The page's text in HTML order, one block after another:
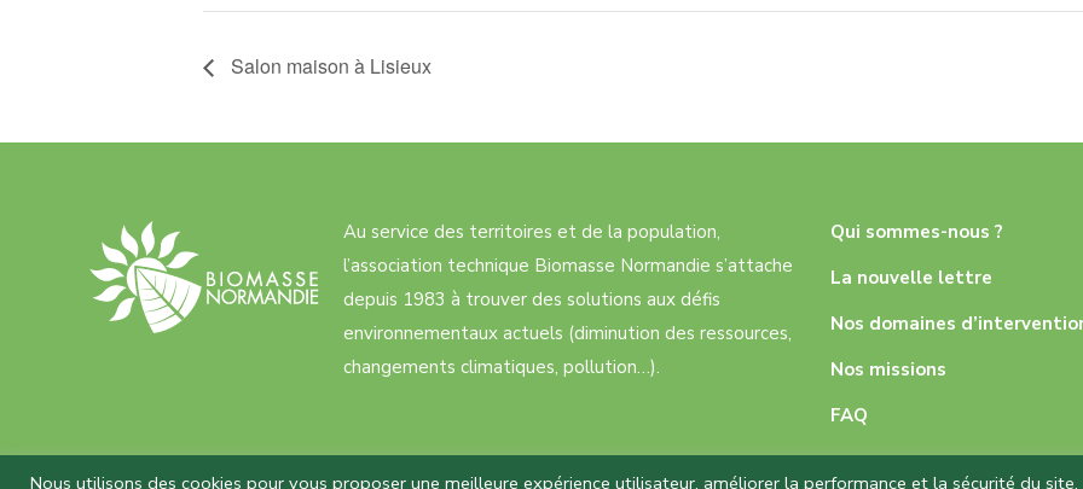
Salon maison à Lisieux
Au service des territoires et de la population,
l’association technique Biomasse Normandie s’attache
depuis 1983 à trouver des solutions aux défis
environnementaux actuels (diminution des ressources,
changements climatiques, pollution…).
Qui sommes-nous ?
La nouvelle lettre
Nos domaines
Nos missions
FAQ
Nous utilisons des cookies pour vous proposer une meilleure expérience utilisateur, améliorer la performance et la sécurité du site,